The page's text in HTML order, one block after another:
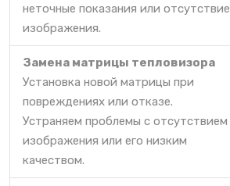
неточные показания или отсутствие
изображения.
Замена матрицы тепловизора
Установка новой матрицы при
повреждениях или отказе.
Устраняем проблемы с отсутствием
изображения или его низким
качеством.